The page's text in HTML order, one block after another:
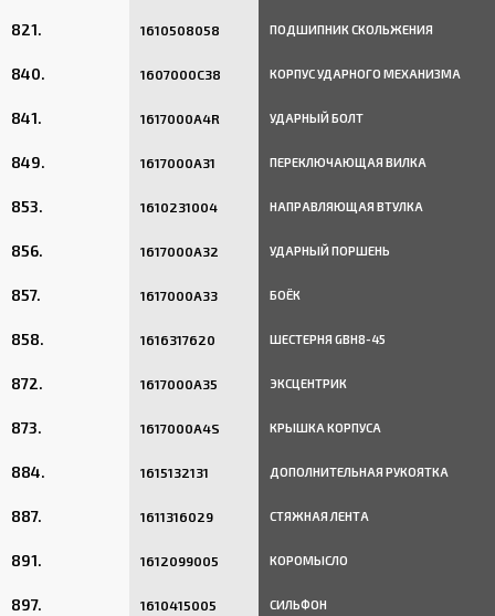
821. 1610508058 ПОДШИПНИК СКОЛЬЖЕНИЯ
840. 1607000C38 КОРПУС УДАРНОГО МЕХАНИЗМА
841. 1617000A4R УДАРНЫЙ БОЛТ
849. 1617000A31 ПЕРЕКЛЮЧАЮЩАЯ ВИЛКА
853. 1610231004 НАПРАВЛЯЮЩАЯ ВТУЛКА
856. 1617000A32 УДАРНЫЙ ПОРШЕНЬ
857. 1617000A33 БОЁК
858. 1616317620 ШЕСТЕРНЯ GBH8-45
872. 1617000A35 ЭКСЦЕНТРИК
873. 1617000A4S КРЫШКА КОРПУСА
884. 1615132131 ДОПОЛНИТЕЛЬНАЯ РУКОЯТКА
887. 1611316029 СТЯЖНАЯ ЛЕНТА
891. 1612099005 КОРОМЫСЛО
897. 1610415005 СИЛЬФОН